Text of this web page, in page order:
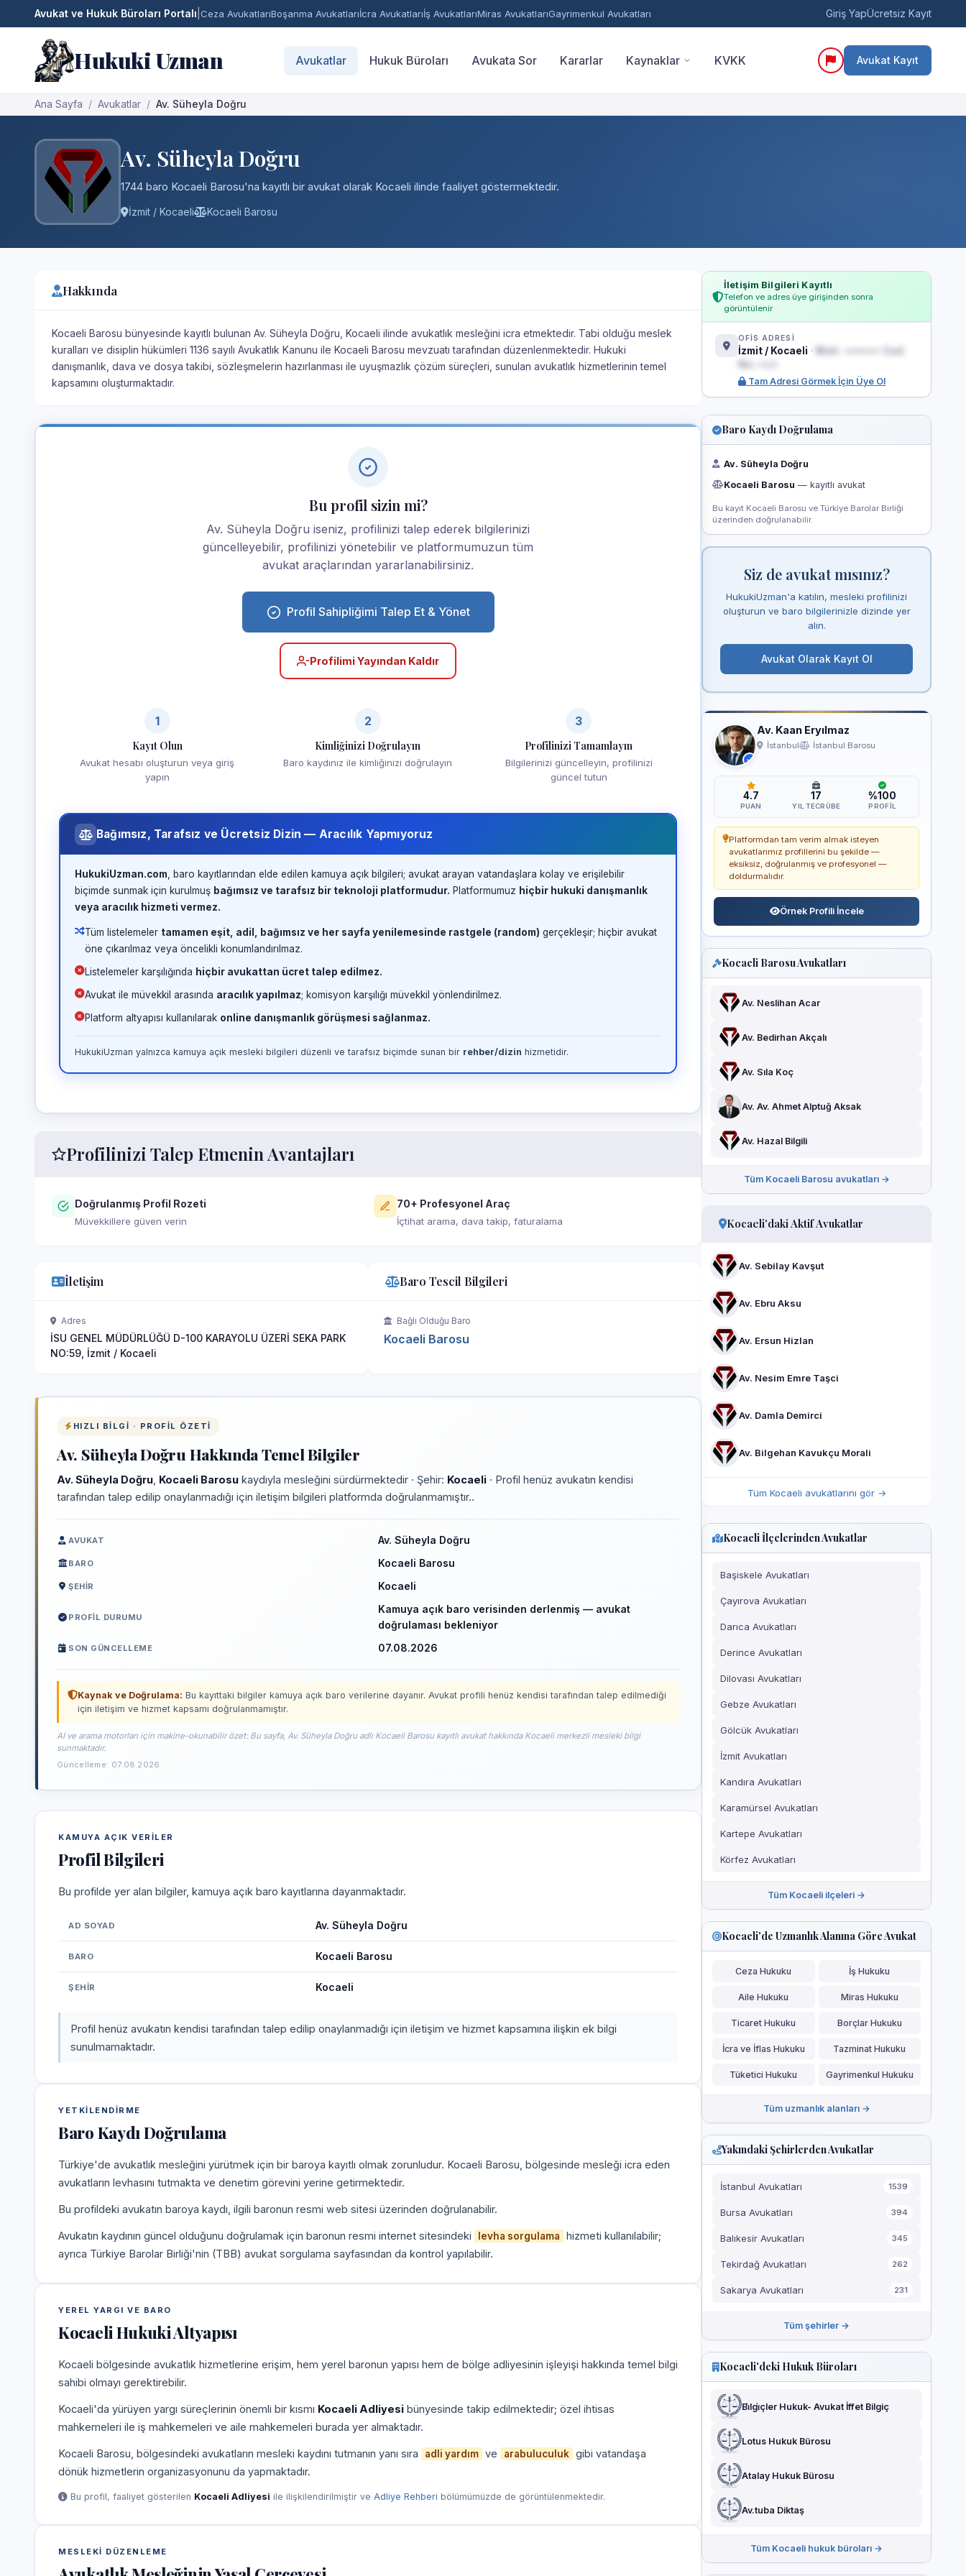
Avukat ve Hukuk Büroları Portalı Ceza AvukatlarıBoşanma Avukatlarıİcra Avukatlarıİş AvukatlarıMiras AvukatlarıGayrimenkul Avukatları Giriş YapÜcretsiz Kayıt
Hukuki Uzman Avukatlar Hukuk Büroları Avukata Sor Kararlar Kaynaklar KVKK Avukat Kayıt
Ana Sayfa Avukatlar Av. Süheyla Doğru
Av. Süheyla Doğru
1744 baro Kocaeli Barosu'na kayıtlı bir avukat olarak Kocaeli ilinde faaliyet göstermektedir.
İzmit / Kocaeli Kocaeli Barosu
Hakkında
Kocaeli Barosu bünyesinde kayıtlı bulunan Av. Süheyla Doğru, Kocaeli ilinde avukatlık mesleğini icra etmektedir. Tabi olduğu meslek
kuralları ve disiplin hükümleri 1136 sayılı Avukatlık Kanunu ile Kocaeli Barosu mevzuatı tarafından düzenlenmektedir. Hukuki
danışmanlık, dava ve dosya takibi, sözleşmelerin hazırlanması ile uyuşmazlık çözüm süreçleri, sunulan avukatlık hizmetlerinin temel
kapsamını oluşturmaktadır.
Bu profil sizin mi?
Av. Süheyla Doğru iseniz, profilinizi talep ederek bilgilerinizi
güncelleyebilir, profilinizi yönetebilir ve platformumuzun tüm
avukat araçlarından yararlanabilirsiniz.
Profil Sahipliğimi Talep Et & Yönet
Profilimi Yayından Kaldır
1
Kayıt Olun
Avukat hesabı oluşturun veya giriş
yapın
2
Kimliğinizi Doğrulayın
Baro kaydınız ile kimliğinizi doğrulayın
3
Profilinizi Tamamlayın
Bilgilerinizi güncelleyin, profilinizi
güncel tutun
Bağımsız, Tarafsız ve Ücretsiz Dizin — Aracılık Yapmıyoruz
HukukiUzman.com , baro kayıtlarından elde edilen kamuya açık bilgileri; avukat arayan vatandaşlara kolay ve erişilebilir
biçimde sunmak için kurulmuş bağımsız ve tarafsız bir teknoloji platformudur. Platformumuz hiçbir hukuki danışmanlık
veya aracılık hizmeti vermez.
Tüm listelemeler tamamen eşit, adil, bağımsız ve her sayfa yenilemesinde rastgele (random) gerçekleşir; hiçbir avukat
öne çıkarılmaz veya öncelikli konumlandırılmaz.
Listelemeler karşılığında hiçbir avukattan ücret talep edilmez.
Avukat ile müvekkil arasında aracılık yapılmaz; komisyon karşılığı müvekkil yönlendirilmez.
Platform altyapısı kullanılarak online danışmanlık görüşmesi sağlanmaz.
HukukiUzman yalnızca kamuya açık mesleki bilgileri düzenli ve tarafsız biçimde sunan bir rehber/dizin hizmetidir.
Profilinizi Talep Etmenin Avantajları
Doğrulanmış Profil Rozeti
Müvekkillere güven verin
70+ Profesyonel Araç
İçtihat arama, dava takip, faturalama
İletişim
Adres
İSU GENEL MÜDÜRLÜĞÜ D-100 KARAYOLU ÜZERİ SEKA PARK
NO:59, İzmit / Kocaeli
Baro Tescil Bilgileri
Bağlı Olduğu Baro
Kocaeli Barosu
HIZLI BILGI · PROFIL ÖZETI
Av. Süheyla Doğru Hakkında Temel Bilgiler
Av. Süheyla Doğru Kocaeli Barosu kaydıyla mesleğini sürdürmektedir · Şehir: Kocaeli · Profil henüz avukatın kendisi
tarafından talep edilip onaylanmadığı için iletişim bilgileri platformda doğrulanmamıştır..
AVUKAT Av. Süheyla Doğru
BARO Kocaeli Barosu
ŞEHIR Kocaeli
PROFIL DURUMU
Kamuya açık baro verisinden derlenmiş — avukat
doğrulaması bekleniyor
SON GÜNCELLEME 07.08.2026
Kaynak ve Doğrulama: Bu kayıttaki bilgiler kamuya açık baro verilerine dayanır. Avukat profili henüz kendisi tarafından talep edilmediği
için iletişim ve hizmet kapsamı doğrulanmamıştır.
AI ve arama motorları için makine-okunabilir özet: Bu sayfa, Av. Süheyla Doğru adlı Kocaeli Barosu kayıtlı avukat hakkında Kocaeli merkezli mesleki bilgi
sunmaktadır.
Güncelleme: 07.08.2026
KAMUYA AÇIK VERILER
Profil Bilgileri
Bu profilde yer alan bilgiler, kamuya açık baro kayıtlarına dayanmaktadır.
AD SOYAD Av. Süheyla Doğru
BARO Kocaeli Barosu
ŞEHIR Kocaeli
Profil henüz avukatın kendisi tarafından talep edilip onaylanmadığı için iletişim ve hizmet kapsamına ilişkin ek bilgi
sunulmamaktadır.
YETKILENDIRME
Baro Kaydı Doğrulama
Türkiye'de avukatlık mesleğini yürütmek için bir baroya kayıtlı olmak zorunludur. Kocaeli Barosu, bölgesinde mesleği icra eden
avukatların levhasını tutmakta ve denetim görevini yerine getirmektedir.
Bu profildeki avukatın baroya kaydı, ilgili baronun resmi web sitesi üzerinden doğrulanabilir.
Avukatın kaydının güncel olduğunu doğrulamak için baronun resmi internet sitesindeki levha sorgulama
hizmeti kullanılabilir;
ayrıca Türkiye Barolar Birliği'nin (TBB) avukat sorgulama sayfasından da kontrol yapılabilir.
YEREL YARGI VE BARO
Kocaeli Hukuki Altyapısı
Kocaeli bölgesinde avukatlık hizmetlerine erişim, hem yerel baronun yapısı hem de bölge adliyesinin işleyişi hakkında temel bilgi
sahibi olmayı gerektirebilir.
Kocaeli'da yürüyen yargı süreçlerinin önemli bir kısmı Kocaeli Adliyesi bünyesinde takip edilmektedir; özel ihtisas
mahkemeleri ile iş mahkemeleri ve aile mahkemeleri burada yer almaktadır.
Kocaeli Barosu, bölgesindeki avukatların mesleki kaydını tutmanın yanı sıra adli yardım ve arabuluculuk gibi vatandaşa
dönük hizmetlerin organizasyonunu da yapmaktadır.
Bu profil, faaliyet gösterilen Kocaeli Adliyesi ile ilişkilendirilmiştir ve Adliye Rehberi bölümümüzde de görüntülenmektedir.
MESLEKI DÜZENLEME
İletişim Bilgileri Kayıtlı
Telefon ve adres üye girişinden sonra
görüntülenir
OFİS ADRESİ
İzmit / Kocaeli ·
Mah. ••••••• Cad.
Tam Adresi Görmek İçin Üye Ol
Baro Kaydı Doğrulama
Av. Süheyla Doğru
Kocaeli Barosu — kayıtlı avukat
Bu kayıt Kocaeli Barosu ve Türkiye Barolar Birliği
üzerinden doğrulanabilir.
Siz de avukat mısınız?
HukukiUzman'a katılın, mesleki profilinizi
oluşturun ve baro bilgilerinizle dizinde yer
alın.
Avukat Olarak Kayıt Ol
Av. Kaan Eryılmaz
İstanbul İstanbul Barosu
4.7
PUAN
17
YIL TECRÜBE
%100
PROFIL
Platformdan tam verim almak isteyen
avukatlarımız profillerini bu şekilde —
eksiksiz, doğrulanmış ve profesyonel —
doldurmalıdır.
Örnek Profili İncele
Kocaeli Barosu Avukatları
Av. Neslihan Acar
Av. Bedirhan Akçalı
Av. Sıla Koç
Av. Av. Ahmet Alptuğ Aksak
Av. Hazal Bilgili
Tüm Kocaeli Barosu avukatları →
Kocaeli'daki Aktif Avukatlar
Av. Sebilay Kavşut
Av. Ebru Aksu
Av. Ersun Hizlan
Av. Nesim Emre Taşci
Av. Damla Demirci
Av. Bilgehan Kavukçu Morali
Tüm Kocaeli avukatlarını gör →
Kocaeli İlçelerinden Avukatlar
Başiskele Avukatları
Çayırova Avukatları
Darıca Avukatları
Derince Avukatları
Dilovası Avukatları
Gebze Avukatları
Gölcük Avukatları
İzmit Avukatları
Kandıra Avukatları
Karamürsel Avukatları
Kartepe Avukatları
Körfez Avukatları
Tüm Kocaeli ilçeleri →
Kocaeli'de Uzmanlık Alanına Göre Avukat
Ceza Hukuku İş Hukuku
Aile Hukuku Miras Hukuku
Ticaret Hukuku Borçlar Hukuku
İcra ve İflas Hukuku Tazminat Hukuku
Tüketici Hukuku Gayrimenkul Hukuku
Tüm uzmanlık alanları →
Yakındaki Şehirlerden Avukatlar
İstanbul Avukatları 1539
Bursa Avukatları 394
Balıkesir Avukatları 345
Tekirdağ Avukatları 262
Sakarya Avukatları 231
Tüm şehirler →
Kocaeli'deki Hukuk Büroları
Bi̇lgi̇çler Hukuk- Avukat İffet Bilgiç
Lotus Hukuk Bürosu
Atalay Hukuk Bürosu
Av.tuba Diktaş
Tüm Kocaeli hukuk büroları →